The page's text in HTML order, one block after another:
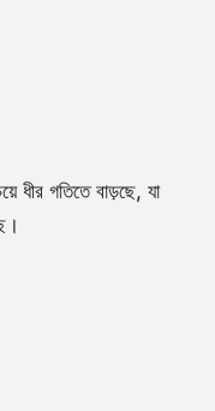
ধীর গতিতে বাড়ছে, যা